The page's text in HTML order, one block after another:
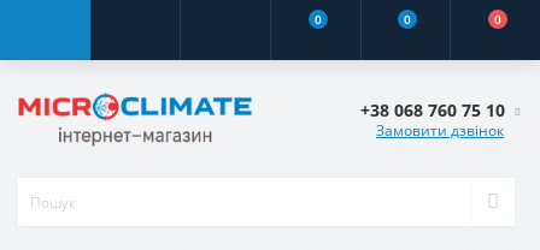
0 0 0
+38 068 760 75 10
Замовити дзвінок